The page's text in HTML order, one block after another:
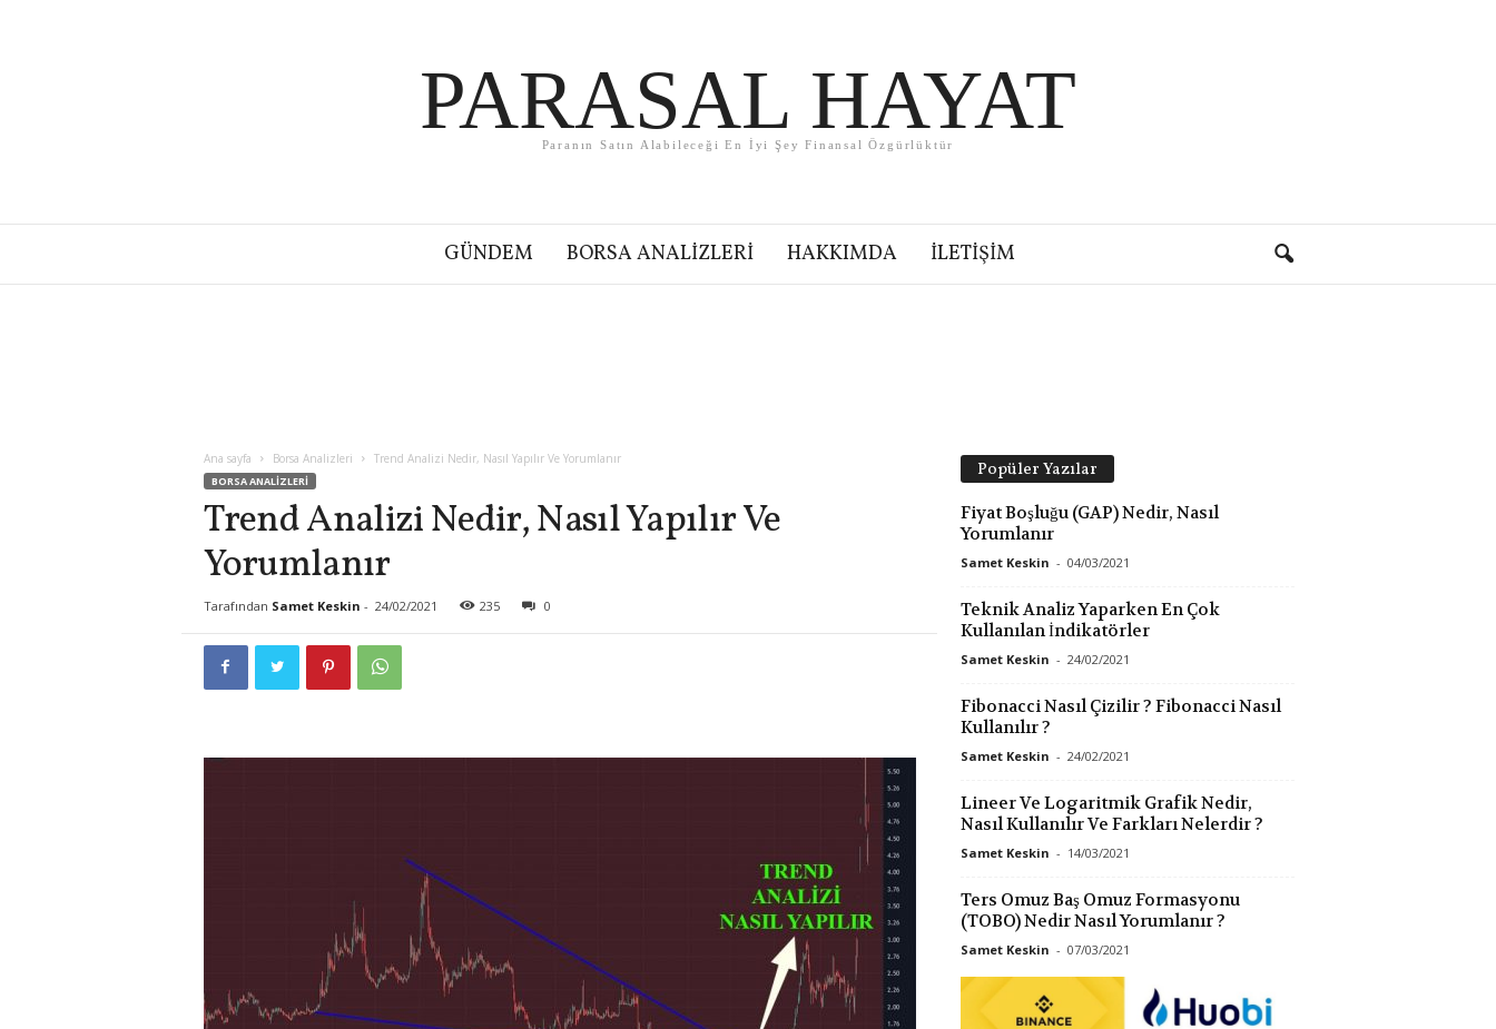
PARASAL HAYAT
Paranın Satın Alabileceği En İyi Şey Finansal Özgürlüktür
GÜNDEM BORSA ANALIZLERI HAKKIMDA İLETIŞIM
Ana sayfa Borsa Analizleri Trend Analizi Nedir, Nasıl Yapılır Ve Yorumlanır
BORSA ANALIZLERI
Trend Analizi Nedir, Nasıl Yapılır Ve
Yorumlanır
Tarafından Samet Keskin - 24/02/2021 235 0
Popüler Yazılar
Fiyat Boşluğu (GAP) Nedir, Nasıl
Yorumlanır
Samet Keskin - 04/03/2021
Teknik Analiz Yaparken En Çok
Kullanılan İndikatörler
Samet Keskin - 24/02/2021
Fibonacci Nasıl Çizilir ? Fibonacci Nasıl
Kullanılır ?
Samet Keskin - 24/02/2021
Lineer Ve Logaritmik Grafik Nedir,
Nasıl Kullanılır Ve Farkları Nelerdir ?
Samet Keskin - 14/03/2021
Ters Omuz Baş Omuz Formasyonu
(TOBO) Nedir Nasıl Yorumlanır ?
Samet Keskin - 07/03/2021